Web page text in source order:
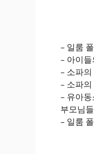
– 일룸
– 아이
– 소파
– 소파
– 유아
부모님
– 일룸